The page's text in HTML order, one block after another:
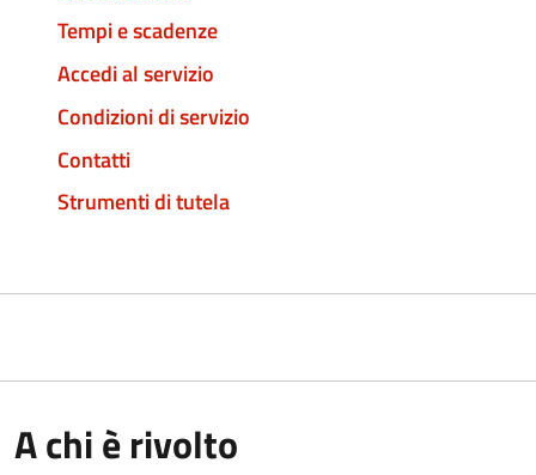
Tempi e scadenze
Accedi al servizio
Condizioni di servizio
Contatti
Strumenti di tutela
A chi è rivolto